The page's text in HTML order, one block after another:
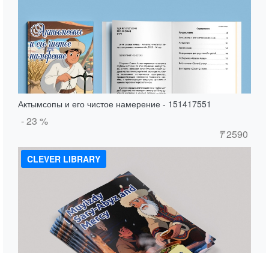
Актымсопы и его чистое намерение - 151417551
- 23 %
₸2590
CLEVER LIBRARY